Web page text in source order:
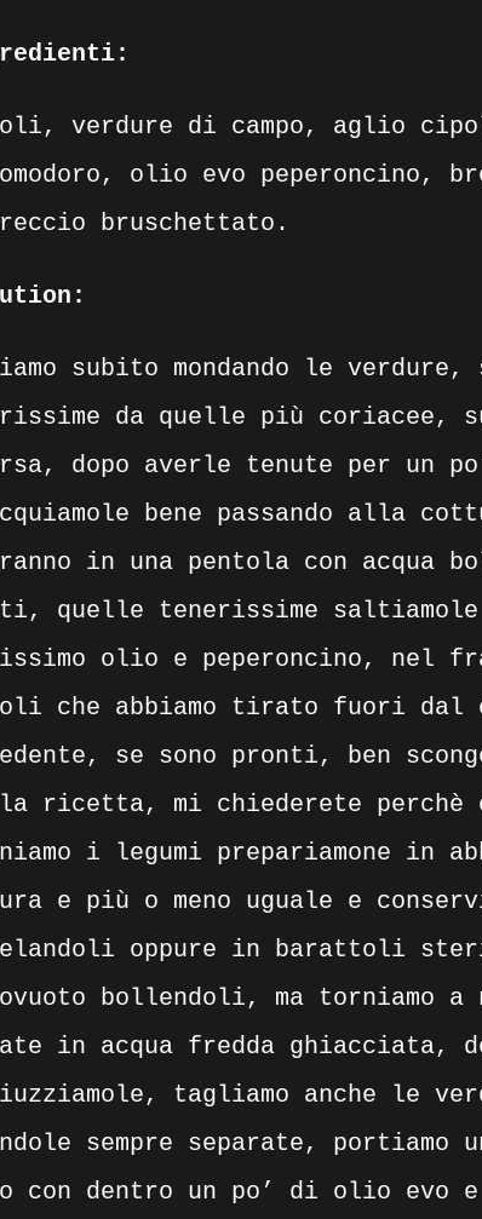
verdure di campo, aglio
olio evo peperoncino,
bruschettato.
subito mondando le verdure,
da quelle più coriacee,
dopo averle tenute per un
bene passando alla
in una pentola con acqua
quelle tenerissime
olio e peperoncino, nel
che abbiamo tirato fuori dal
se sono pronti, ben
ricetta, mi chiederete perchè
i legumi prepariamone in
e più o meno uguale e
oppure in barattoli
bollendoli, ma torniamo
in acqua fredda ghiacciata,
tagliamo anche le
sempre separate, portiamo
con dentro un po’ di olio